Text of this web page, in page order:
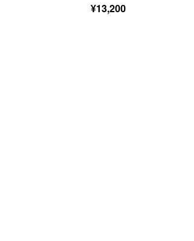
¥13,200